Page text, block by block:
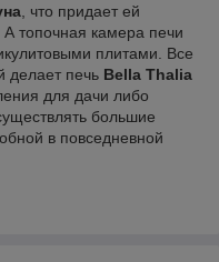
, что придает ей
топочная камера печи
плитами. Все
делает печь Bella Thalia
для дачи либо
большие
в повседневной